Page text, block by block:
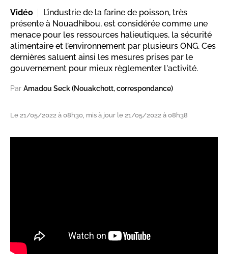
Vidéo
L’industrie de la farine de poisson, très
présente à Nouadhibou, est considérée comme une
menace pour les ressources halieutiques, la sécurité
alimentaire et l’environnement par plusieurs ONG. Ces
dernières saluent ainsi les mesures prises par le
gouvernement pour mieux règlementer l'activité.
Par Amadou Seck (Nouakchott, correspondance)
Le 21/05/2022 à 08h30, mis à jour le 21/05/2022 à 08h38